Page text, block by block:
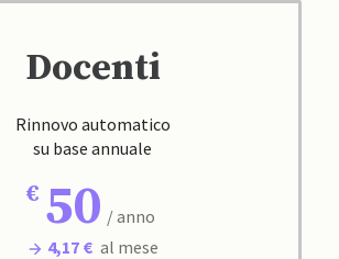
Docenti
Rinnovo automatico
su base annuale
50 / anno
4,17 € al mese